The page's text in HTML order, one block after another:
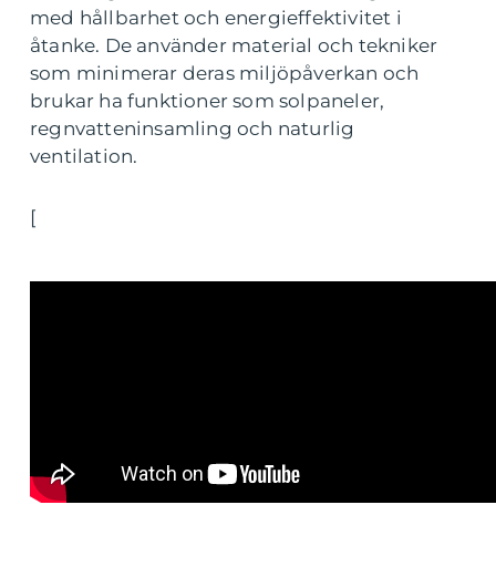
med hållbarhet och energieffektivitet i
åtanke. De använder material och tekniker
som minimerar deras miljöpåverkan och
brukar ha funktioner som solpaneler,
regnvatteninsamling och naturlig
ventilation.
[